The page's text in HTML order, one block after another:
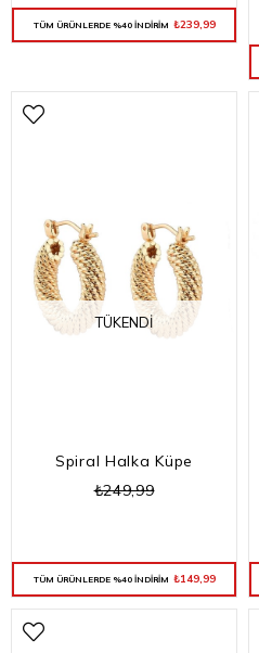
TÜM ÜRÜNLERDE %40 İNDİRİM ₺239,99
TÜKENDI
Spiral Halka Küpe
₺249,99
TÜM ÜRÜNLERDE %40 İNDİRİM ₺149,99